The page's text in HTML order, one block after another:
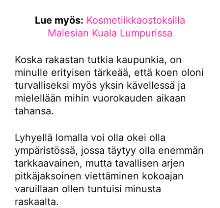
Lue myös: Kosmetiikkaostoksilla
Malesian Kuala Lumpurissa
Koska rakastan tutkia kaupunkia, on
minulle erityisen tärkeää, että koen oloni
turvalliseksi myös yksin kävellessä ja
mielellään mihin vuorokauden aikaan
tahansa.
Lyhyellä lomalla voi olla okei olla
ympäristössä, jossa täytyy olla enemmän
tarkkaavainen, mutta tavallisen arjen
pitkäjaksoinen viettäminen kokoajan
varuillaan ollen tuntuisi minusta
raskaalta.